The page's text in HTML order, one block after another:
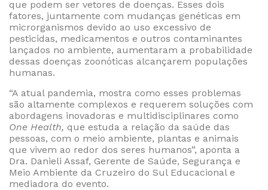
que podem ser vetores de doenças. Esses dois
fatores, juntamente com mudanças genéticas em
microrganismos devido ao uso excessivo de
pesticidas, medicamentos e outros contaminantes
lançados no ambiente, aumentaram a probabilidade
dessas doenças zoonóticas alcançarem populações
humanas.
“A atual pandemia, mostra como esses problemas
são altamente complexos e requerem soluções com
abordagens inovadoras e multidisciplinares como
One Health, que estuda a relação da saúde das
pessoas, com o meio ambiente, plantas e animais
que vivem ao redor dos seres humanos”, aponta a
Dra. Danieli Assaf, Gerente de Saúde, Segurança e
Meio Ambiente da Cruzeiro do Sul Educacional e
mediadora do evento.